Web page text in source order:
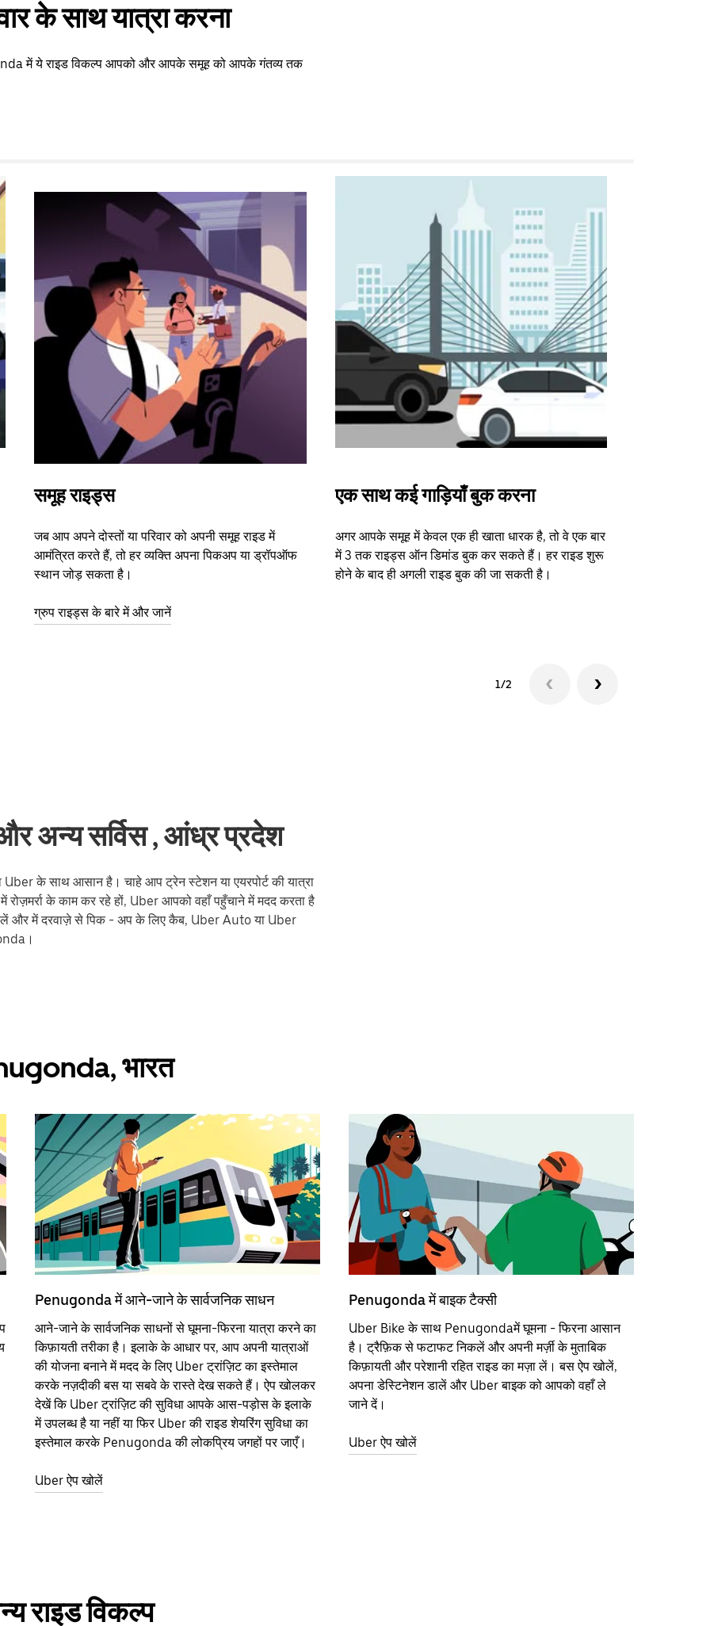
के साथ यात्रा करना
में ये राइड विकल्प आपको और आपके समूह को आपके गंतव्य तक
समूह राइड्स
जब आप अपने दोस्तों या परिवार को अपनी समूह राइड में
आमंत्रित करते हैं, तो हर व्यक्ति अपना पिकअप या ड्रॉपऑफ
स्थान जोड़ सकता है।
ग्रुप राइड्स के बारे में और जानें
एक साथ कई गाड़ियाँ बुक करना
अगर आपके समूह में केवल एक ही खाता धारक है, तो वे एक बार
में 3 तक राइड्स ऑन डिमांड बुक कर सकते हैं। हर राइड शुरू
होने के बाद ही अगली राइड बुक की जा सकती है।
1/2
अन्य सर्विस , आंध्र प्रदेश
के साथ आसान है। चाहे आप ट्रेन स्टेशन या एयरपोर्ट की यात्रा
रोज़मर्रा के काम कर रहे हों, Uber आपको वहाँ पहुँचाने में मदद करता है
और में दरवाज़े से पिक - अप के लिए कैब, Uber Auto या Uber
भारत
Penugonda में आने-जाने के सार्वजनिक साधन
आने-जाने के सार्वजनिक साधनों से घूमना-फिरना यात्रा करने का
किफ़ायती तरीका है। इलाके के आधार पर, आप अपनी यात्राओं
की योजना बनाने में मदद के लिए Uber ट्रांज़िट का इस्तेमाल
करके नज़दीकी बस या सबवे के रास्ते देख सकते हैं। ऐप खोलकर
देखें कि Uber ट्रांज़िट की सुविधा आपके आस-पड़ोस के इलाके
में उपलब्ध है या नहीं या फिर Uber की राइड शेयरिंग सुविधा का
इस्तेमाल करके Penugonda की लोकप्रिय जगहों पर जाएँ।
Uber ऐप खोलें
Penugonda में बाइक टैक्सी
Uber Bike के साथ Penugondaमें घूमना - फिरना आसान
है। ट्रैफ़िक से फटाफट निकलें और अपनी मर्ज़ी के मुताबिक
किफ़ायती और परेशानी रहित राइड का मज़ा लें। बस ऐप खोलें,
अपना डेस्टिनेशन डालें और Uber बाइक को आपको वहाँ ले
जाने दें।
Uber ऐप खोलें
राइड विकल्प